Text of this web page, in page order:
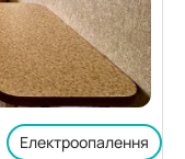
Електроопалення